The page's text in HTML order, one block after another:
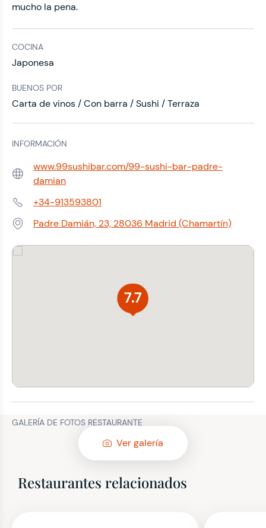
mucho la pena.
COCINA
Japonesa
BUENOS POR
Carta de vinos / Con barra / Sushi / Terraza
INFORMACIÓN
Web:
www.99sushibar.com/99-sushi-bar-padre-
damian
Teléfono:+34-913593801
Dirección:Padre Damián, 23, 28036 Madrid (Chamartín)
7.7
GALERÍA DE FOTOS RESTAURANTE
Ver galería
Restaurantes relacionados